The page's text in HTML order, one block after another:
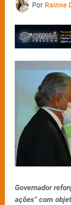
Por Rainne
Governador
ações" com